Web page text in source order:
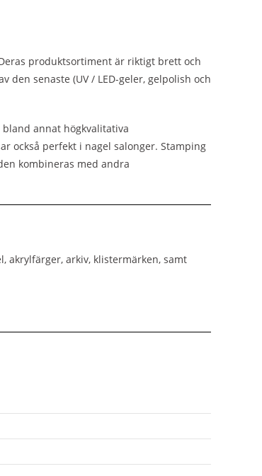
produktsortiment är riktigt brett och
senaste (UV / LED-geler, gelpolish och
annat högkvalitativa
också perfekt i nagel salonger. Stamping
kombineras med andra
akrylfärger, arkiv, klistermärken, samt